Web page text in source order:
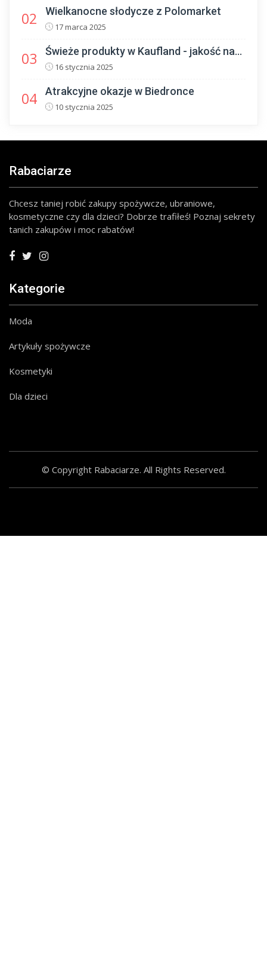
02 Wielkanocne słodycze z Polomarket
17 marca 2025
03 Świeże produkty w Kaufland - jakość na...
16 stycznia 2025
04 Atrakcyjne okazje w Biedronce
10 stycznia 2025
Rabaciarze
Chcesz taniej robić zakupy spożywcze, ubraniowe,
kosmetyczne czy dla dzieci? Dobrze trafiłeś! Poznaj sekrety
tanich zakupów i moc rabatów!
Kategorie
Moda
Artykuły spożywcze
Kosmetyki
Dla dzieci
© Copyright Rabaciarze. All Rights Reserved.